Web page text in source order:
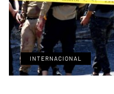
INTERNACIONAL